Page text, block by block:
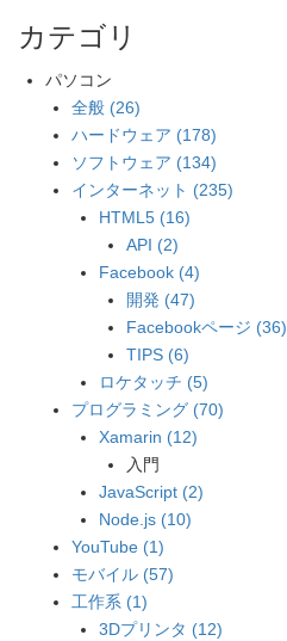
カテゴリ
パソコン
全般 (26)
ハードウェア (178)
ソフトウェア (134)
インターネット (235)
HTML5 (16)
API (2)
Facebook (4)
開発 (47)
Facebookページ (36)
TIPS (6)
ロケタッチ (5)
プログラミング (70)
Xamarin (12)
入門
JavaScript (2)
Node.js (10)
YouTube (1)
モバイル (57)
工作系 (1)
3Dプリンタ (12)